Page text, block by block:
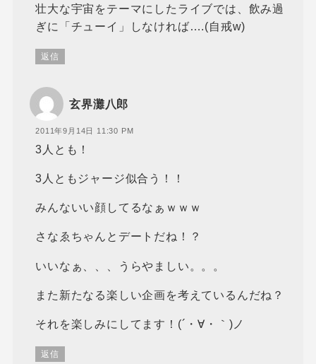
壮大な宇宙をテーマにしたライブでは、飲み過
ぎに「チューイ」しなければ….(自戒w)
返信
玄界灘八郎
2011年9月14日 11:30 PM
3人とも！
3人ともジャージ似合う！！
みんないい顔してるなぁｗｗｗ
さなゑちゃんとデートだね！？
いいなぁ、、、うらやましい。。。
また新たなる楽しい企画を考えているんだね？
それを楽しみにしてます！(´・∀・｀)ノ
返信